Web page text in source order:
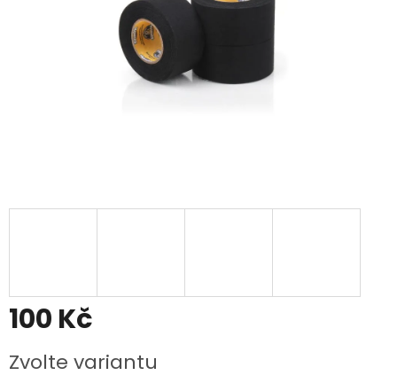
100 Kč
cena:
Zvolte variantu